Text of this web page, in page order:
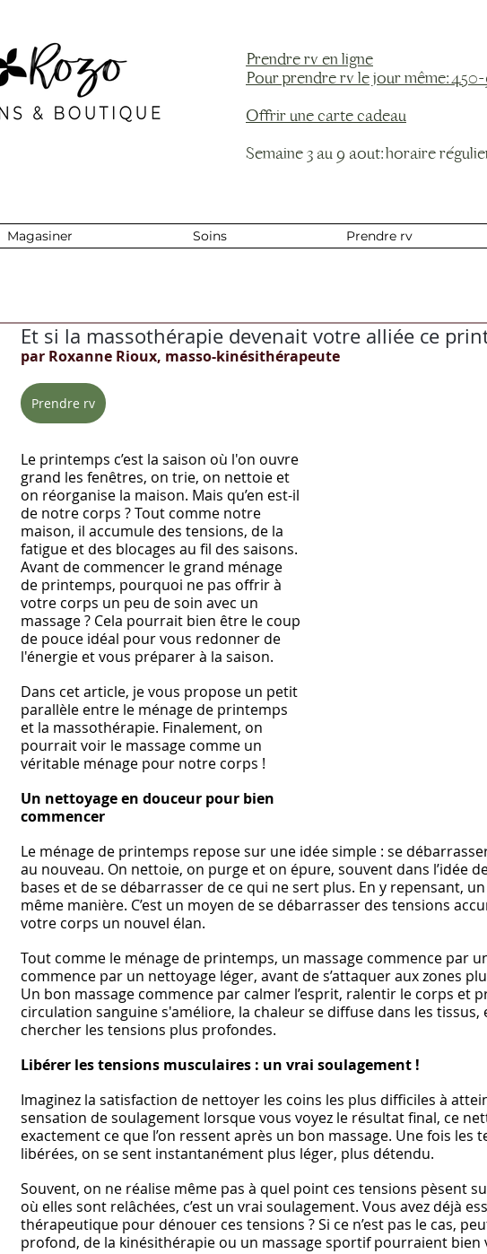
Prendre rv en ligne
Pour prendre rv le jour même: 450-
Offrir une carte cadeau
Semaine 3 au 9 aout: horaire
Magasiner Soins Prendre rv
Et si la massothérapie devenait votre alliée ce
par Roxanne Rioux, masso-kinésithérapeute
Prendre rv
Le printemps c’est la saison où l'on ouvre
grand les fenêtres, on trie, on nettoie et
on réorganise la maison. Mais qu’en est-il
de notre corps ? Tout comme notre
maison, il accumule des tensions, de la
fatigue et des blocages au fil des saisons.
Avant de commencer le grand ménage
de printemps, pourquoi ne pas offrir à
votre corps un peu de soin avec un
massage ? Cela pourrait bien être le coup
de pouce idéal pour vous redonner de
l'énergie et vous préparer à la saison.
Dans cet article, je vous propose un petit
parallèle entre le ménage de printemps
et la massothérapie. Finalement, on
pourrait voir le massage comme un
véritable ménage pour notre corps !
Un nettoyage en douceur pour bien
commencer
Le ménage de printemps repose sur une idée simple : se
au nouveau. On nettoie, on purge et on épure, souvent dans l’idée
bases et de se débarrasser de ce qui ne sert plus. En y repensant,
même manière. C’est un moyen de se débarrasser des tensions
votre corps un nouvel élan.
Tout comme le ménage de printemps, un massage commence par
commence par un nettoyage léger, avant de s’attaquer aux zones
Un bon massage commence par calmer l’esprit, ralentir le corps et
circulation sanguine s'améliore, la chaleur se diffuse dans les
chercher les tensions plus profondes.
Libérer les tensions musculaires : un vrai soulagement !
Imaginez la satisfaction de nettoyer les coins les plus difficiles à
sensation de soulagement lorsque vous voyez le résultat final, ce
exactement ce que l’on ressent après un bon massage. Une fois les
libérées, on se sent instantanément plus léger, plus détendu.
Souvent, on ne réalise même pas à quel point ces tensions pèsent
où elles sont relâchées, c’est un vrai soulagement. Vous avez déjà
thérapeutique pour dénouer ces tensions ? Si ce n’est pas le cas,
profond, de la kinésithérapie ou un massage sportif pourraient bien